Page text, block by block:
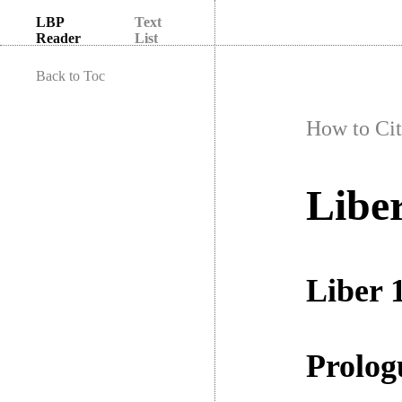
LBP
Reader
Text
List
Back to Toc
How to
Liber